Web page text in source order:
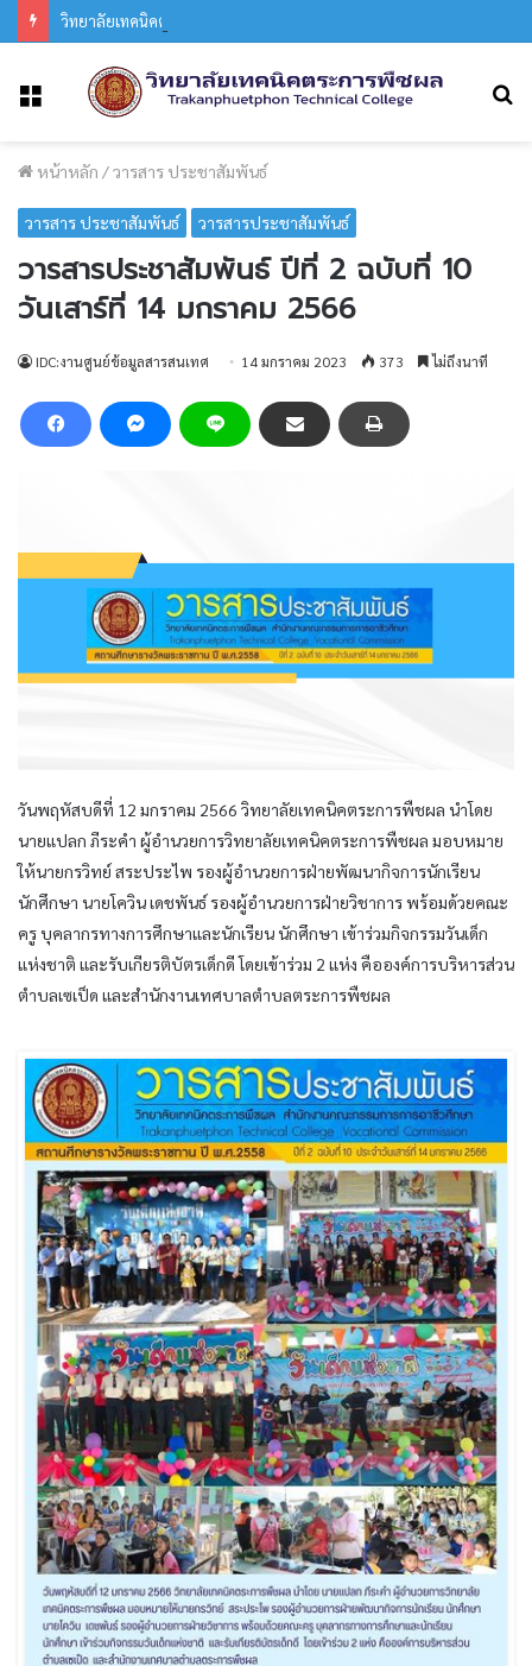
หน้าหลัก /วารสาร ประชาสัมพันธ์
วารสาร ประชาสัมพันธ์ วารสารประชาสัมพันธ์
วารสารประชาสัมพันธ์ ปีที่ 2 ฉบับที่ 10
วันเสาร์ที่ 14 มกราคม 2566
IDC:งานศูนย์ข้อมูลสารสนเทศ 14 มกราคม 2023 373 ไม่ถึงนาที
วันพฤหัสบดีที่ 12 มกราคม 2566 วิทยาลัยเทคนิคตระการพืชผล นำโดย
นายแปลก ภีระคำ ผู้อำนวยการวิทยาลัยเทคนิคตระการพืชผล มอบหมาย
ให้นายกรวิทย์ สระประไพ รองผู้อำนวยการฝ่ายพัฒนากิจการนักเรียน
นักศึกษา นายโควิน เดชพันธ์ รองผู้อำนวยการฝ่ายวิชาการ พร้อมด้วยคณะ
ครู บุคลากรทางการศึกษาและนักเรียน นักศึกษา เข้าร่วมกิจกรรมวันเด็ก
แห่งชาติ และรับเกียรติบัตรเด็กดี โดยเข้าร่วม 2 แห่ง คือองค์การบริหารส่วน
ตำบลเซเป็ด และสำนักงานเทศบาลตำบลตระการพืชผล